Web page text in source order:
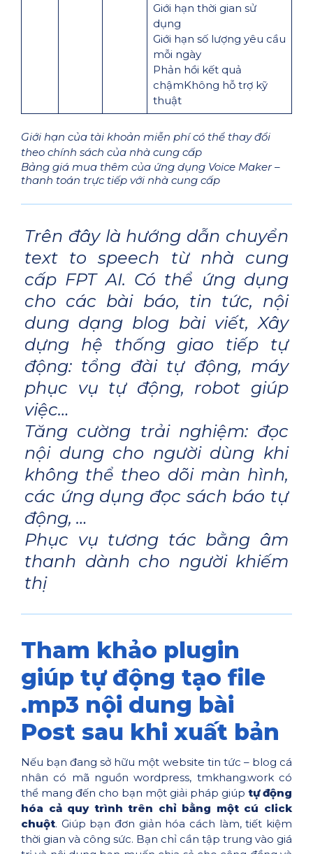
Giới hạn thời gian sử
dụng
Giới hạn số lượng yêu cầu
mỗi ngày
Phản hồi kết quả
chậmKhông hỗ trợ kỹ
thuật
Giới hạn của tài khoản miễn phí có thể thay đổi
theo chính sách của nhà cung cấp
Bảng giá mua thêm của ứng dụng Voice Maker –
thanh toán trực tiếp với nhà cung cấp
Trên đây là hướng dẫn chuyển
text to speech từ nhà cung
cấp FPT AI. Có thể ứng dụng
cho các bài báo, tin tức, nội
dung dạng blog bài viết, Xây
dựng hệ thống giao tiếp tự
động: tổng đài tự động, máy
phục vụ tự động, robot giúp
việc…
Tăng cường trải nghiệm: đọc
nội dung cho người dùng khi
không thể theo dõi màn hình,
các ứng dụng đọc sách báo tự
động, …
Phục vụ tương tác bằng âm
thanh dành cho người khiếm
thị
Tham khảo plugin
giúp tự động tạo file
.mp3 nội dung bài
Post sau khi xuất bản
Nếu bạn đang sở hữu một website tin tức – blog cá
nhân có mã nguồn wordpress, tmkhang.work có
thể mang đến cho bạn một giải pháp giúp tự động
hóa cả quy trình trên chỉ bằng một cú click
chuột. Giúp bạn đơn giản hóa cách làm, tiết kiệm
thời gian và công sức. Bạn chỉ cần tập trung vào giá